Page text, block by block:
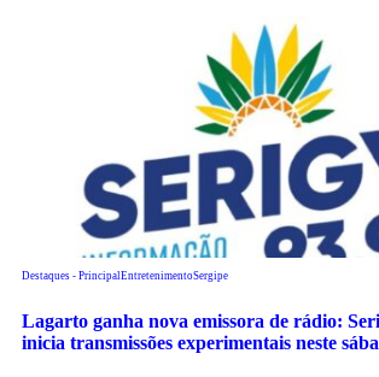
Destaques - PrincipalEntretenimentoSergipe
Lagarto ganha nova emissora de rádio:
inicia transmissões experimentais neste